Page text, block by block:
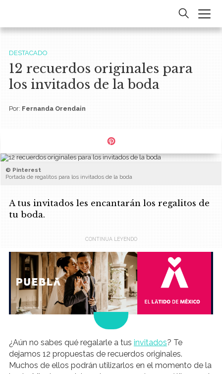
DESTACADO
12 recuerdos originales para
los invitados de la boda
Por:Fernanda Orendain
© Pinterest
Portada de regalitos para los invitados de la boda
A tus invitados les encantarán los regalitos de
tu boda.
¿Aún no sabes qué regalarle a tus invitados? Te
dejamos 12 propuestas de recuerdos originales.
Muchos de ellos podrán utilizarlos en el momento de la